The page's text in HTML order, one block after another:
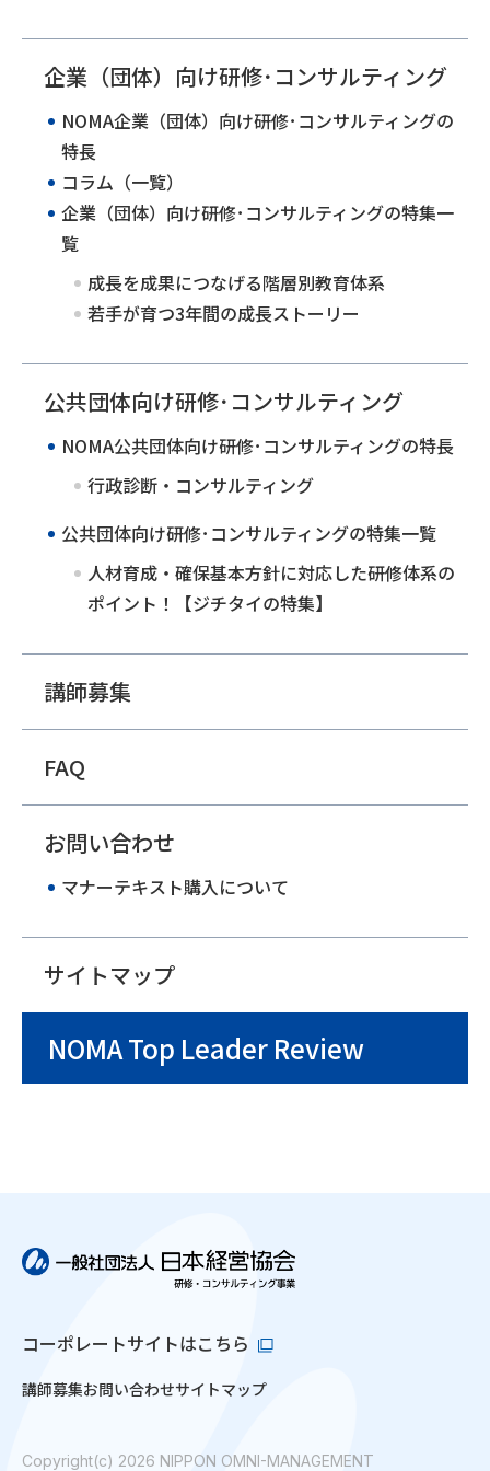
企業（団体）向け研修･コンサルティング
NOMA企業（団体）向け研修･コンサルティングの
特長
コラム（一覧）
企業（団体）向け研修･コンサルティングの特集一
覧
成長を成果につなげる階層別教育体系
若手が育つ3年間の成長ストーリー
公共団体向け研修･コンサルティング
NOMA公共団体向け研修･コンサルティングの特長
行政診断・コンサルティング
公共団体向け研修･コンサルティングの特集一覧
人材育成・確保基本方針に対応した研修体系の
ポイント！【ジチタイの特集】
講師募集
FAQ
お問い合わせ
マナーテキスト購入について
サイトマップ
NOMA Top Leader Review
コーポレートサイトはこちら
講師募集お問い合わせサイトマップ
Copyright(c) 2026 NIPPON OMNI-MANAGEMENT